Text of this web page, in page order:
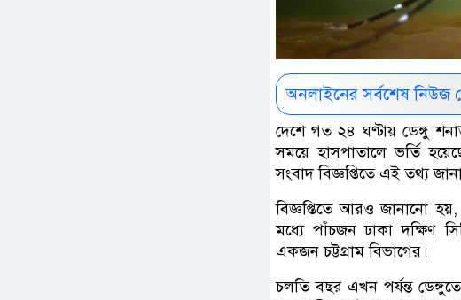
অনলাইনের সর্বশেষ
দেশে গত ২৪ ঘণ্টায় ডেঙ্গু
সময়ে হাসপাতালে ভর্তি
সংবাদ বিজ্ঞপ্তিতে এই তথ্য
বিজ্ঞপ্তিতে আরও জানানো
মধ্যে পাঁচজন ঢাকা দক্ষিণ
একজন চট্টগ্রাম বিভাগের।
চলতি বছর এখন পর্যন্ত